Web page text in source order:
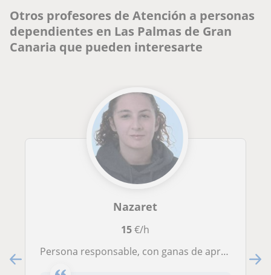
Otros profesores de Atención a personas
dependientes en Las Palmas de Gran
Canaria que pueden interesarte
Nazaret
15€/h
Persona responsable, con ganas de aprender y enseñar. Soy integradora Social y he trabajado con personas con discapacidad